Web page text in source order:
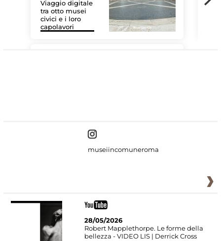
Viaggio digitale
tra otto musei
civici e i loro
capolavori
museiincomuneroma
28/05/2026
Robert Mapplethorpe. Le forme della
bellezza - VIDEO LIS | Derrick Cross